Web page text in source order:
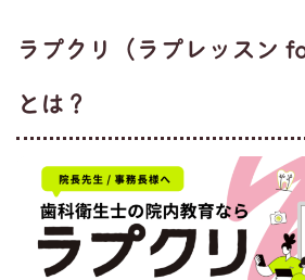
ラプクリ（ラプレッスン
とは？